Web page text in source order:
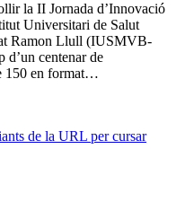
la II Jornada d’Innovació
Universitari de Salut
Ramon Llull (IUSMVB-
centenar de
150 en format…
de la URL per cursar